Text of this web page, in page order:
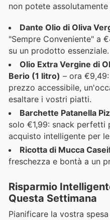
non potete assolutamente
Dante Olio di Oliva
"Sempre Conveniente" a
su un prodotto essenziale.
Olio Extra Vergine di
Berio (1 litro) – ora
prezzo accessibile,
esaltare i vostri piatti.
Barchette Patanella
solo €1,99: snack perfetti
acquisto intelligente per
Ricotta di Mucca
freschezza e bontà a un
Risparmio
Questa Settimana
Pianificare la vostra